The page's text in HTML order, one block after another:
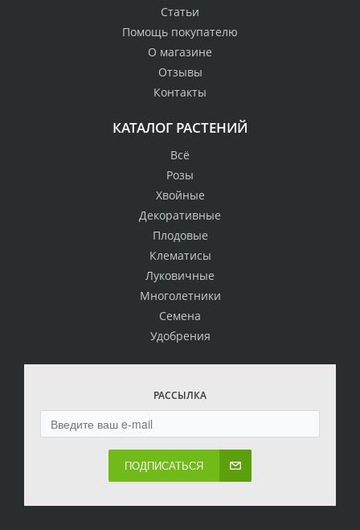
Статьи
Помощь покупателю
О магазине
Отзывы
Контакты
КАТАЛОГ РАСТЕНИЙ
Всё
Розы
Хвойные
Декоративные
Плодовые
Клематисы
Луковичные
Многолетники
Семена
Удобрения
РАССЫЛКА
ПОДПИСАТЬСЯ